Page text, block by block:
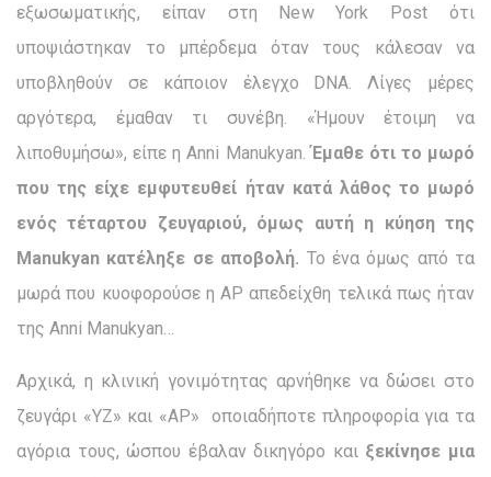
εξωσωματικής, είπαν στη New York Post ότι
υποψιάστηκαν το μπέρδεμα όταν τους κάλεσαν να
υποβληθούν σε κάποιον έλεγχο DNA. Λίγες μέρες
αργότερα, έμαθαν τι συνέβη. «Ήμουν έτοιμη να
λιποθυμήσω», είπε η Anni Manukyan.Έμαθε ότι το μωρό
που της είχε εμφυτευθεί ήταν κατά λάθος το μωρό
ενός τέταρτου ζευγαριού, όμως αυτή η κύηση της
Manukyan κατέληξε σε αποβολή. Το ένα όμως από τα
μωρά που κυοφορούσε η ΑΡ απεδείχθη τελικά πως ήταν
της Anni Manukyan…
Αρχικά, η κλινική γονιμότητας αρνήθηκε να δώσει στο
ζευγάρι «YZ» και «AP» οποιαδήποτε πληροφορία για τα
αγόρια τους, ώσπου έβαλαν δικηγόρο και ξεκίνησε μια